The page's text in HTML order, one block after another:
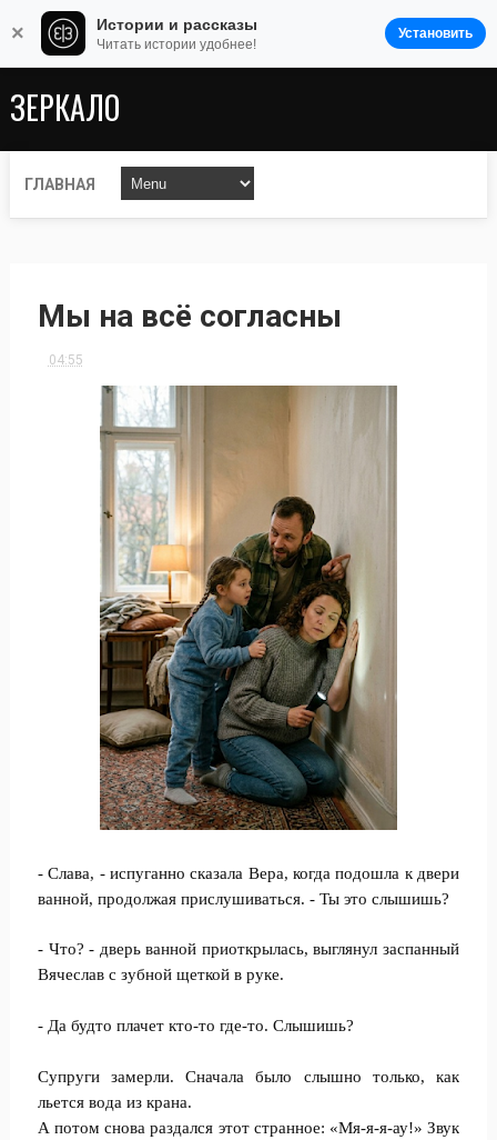
ЗЕРКАЛО
ГЛАВНАЯ
Мы на всё согласны
04:55
- Слава, - испуганно сказала Вера, когда подошла к двери
ванной, продолжая прислушиваться. - Ты это слышишь?
- Что? - дверь ванной приоткрылась, выглянул заспанный
Вячеслав с зубной щеткой в руке.
- Да будто плачет кто-то где-то. Слышишь?
Супруги замерли. Сначала было слышно только, как
льется вода из крана.
А потом снова раздался этот странное: «Мя-я-я-ау!» Звук
× Истории и рассказы
Читать истории удобнее!
Установить